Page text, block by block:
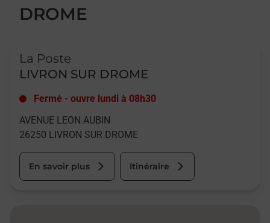
DROME
La Poste
LIVRON SUR DROME
Fermé - ouvre lundi à 08h30
AVENUE LEON AUBIN
26250 LIVRON SUR DROME
En savoir plus Itinéraire